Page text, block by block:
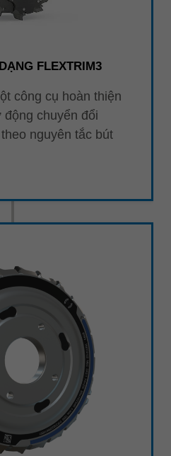
FLEXTRIM3
công cụ hoàn thiện
chuyển đổi
nguyên tắc bút